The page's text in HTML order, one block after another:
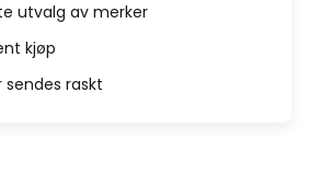
utvalg av merker
kjøp
sendes raskt